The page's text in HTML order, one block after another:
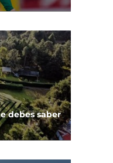
debes saber